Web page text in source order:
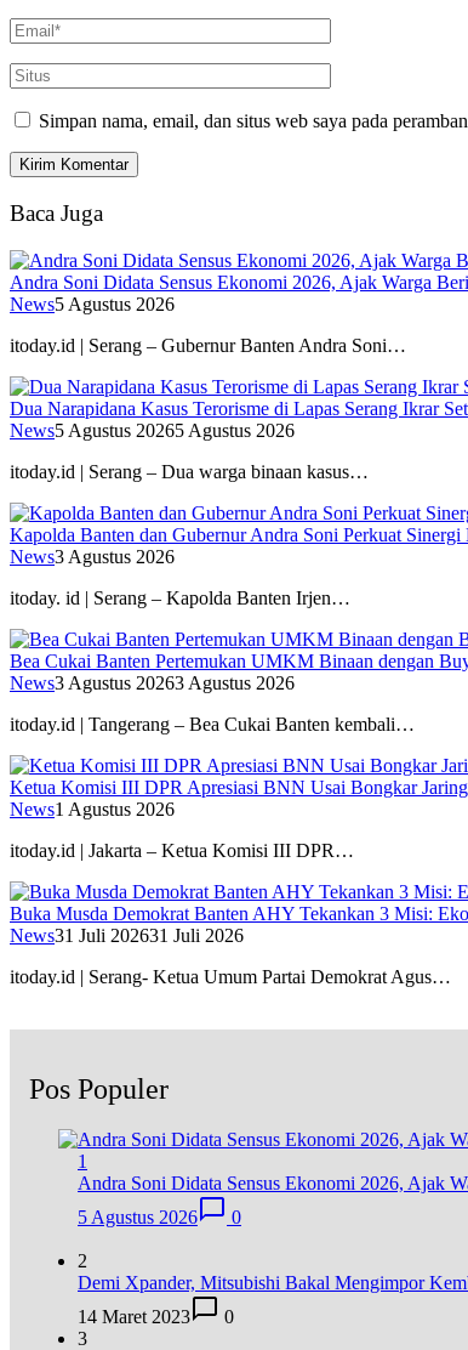
Simpan nama, email, dan situs web saya pada
Baca Juga
Andra Soni Didata Sensus Ekonomi 2026, Ajak Warga
News5 Agustus 2026
itoday.id | Serang – Gubernur Banten Andra Soni…
Dua Narapidana Kasus Terorisme di Lapas Serang Ikrar
News5 Agustus 20265 Agustus 2026
itoday.id | Serang – Dua warga binaan kasus…
Kapolda Banten dan Gubernur Andra Soni Perkuat
News3 Agustus 2026
itoday. id | Serang – Kapolda Banten Irjen…
Bea Cukai Banten Pertemukan UMKM Binaan dengan
News3 Agustus 20263 Agustus 2026
itoday.id | Tangerang – Bea Cukai Banten kembali…
Ketua Komisi III DPR Apresiasi BNN Usai Bongkar
News1 Agustus 2026
itoday.id | Jakarta – Ketua Komisi III DPR…
Buka Musda Demokrat Banten AHY Tekankan 3 Misi:
News31 Juli 202631 Juli 2026
itoday.id | Serang- Ketua Umum Partai Demokrat Agus…
Pos Populer
1
Andra Soni Didata Sensus Ekonomi 2026, Ajak
5 Agustus 2026
0
2
Demi Xpander, Mitsubishi Bakal Mengimpor
14 Maret 2023
0
3